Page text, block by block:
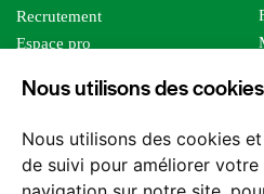
Nous utilisons des cookies
Nous utilisons des cookies
de suivi pour améliorer votre
Recrutement
Espace pro
Foreign rights